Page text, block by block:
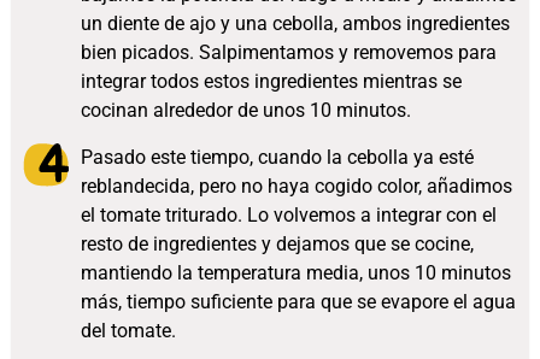
un diente de ajo y una cebolla, ambos ingredientes
bien picados. Salpimentamos y removemos para
integrar todos estos ingredientes mientras se
cocinan alrededor de unos 10 minutos.
Pasado este tiempo, cuando la cebolla ya esté
reblandecida, pero no haya cogido color, añadimos
el tomate triturado. Lo volvemos a integrar con el
resto de ingredientes y dejamos que se cocine,
mantiendo la temperatura media, unos 10 minutos
más, tiempo suficiente para que se evapore el agua
del tomate.